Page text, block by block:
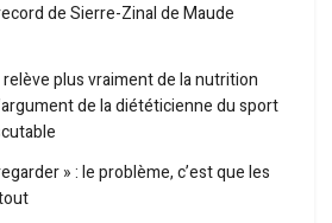
de Sierre-Zinal de Maude
relève plus vraiment de la nutrition
de la diététicienne du sport
» : le problème, c’est que les